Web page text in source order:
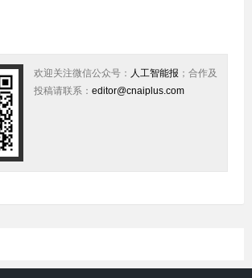
欢迎关注微信公众号： 人工智能报 ；合作及
投稿请联系： editor@cnaiplus.com